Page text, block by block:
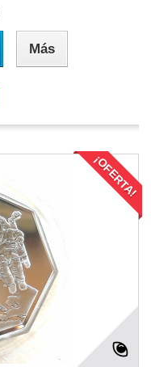
Más
¡OFERTA!